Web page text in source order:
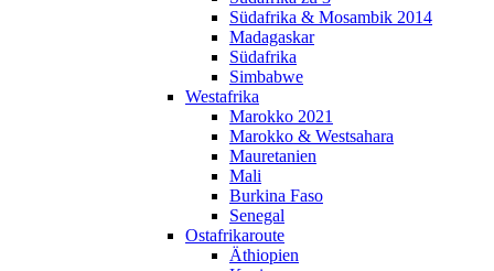
Südafrika & Mosambik 2014
Madagaskar
Südafrika
Simbabwe
Westafrika
Marokko 2021
Marokko & Westsahara
Mauretanien
Mali
Burkina Faso
Senegal
Ostafrikaroute
Äthiopien